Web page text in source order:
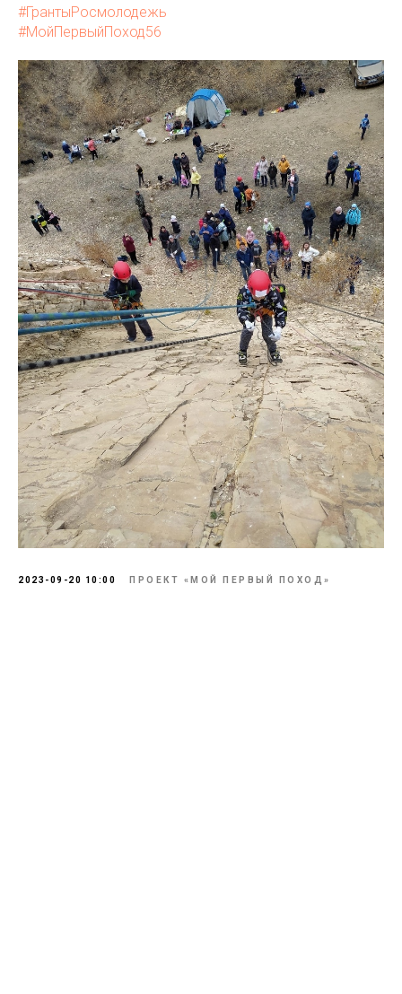
#ГрантыРосмолодежь
#МойПервыйПоход56
2023-09-20 10:00 ПРОЕКТ «МОЙ ПЕРВЫЙ ПОХОД»